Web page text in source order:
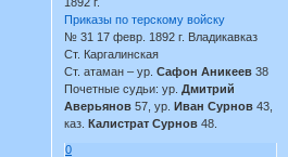
Приказы по терскому войску
№ 31 17 февр. 1892 г. Владикавказ
Ст. Каргалинская
Ст. атаман – ур.Сафон Аникеев 38
Почетные судьи: ур.Дмитрий
Аверьянов 57, ур.Иван Сурнов43,
каз.Калистрат Сурнов48.
0